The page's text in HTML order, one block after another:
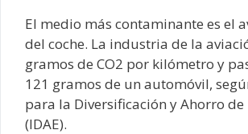
El medio más contaminante es el
del coche. La industria de la
gramos de CO2 por kilómetro y
121 gramos de un automóvil,
para la Diversificación y Ahorro de
(IDAE).